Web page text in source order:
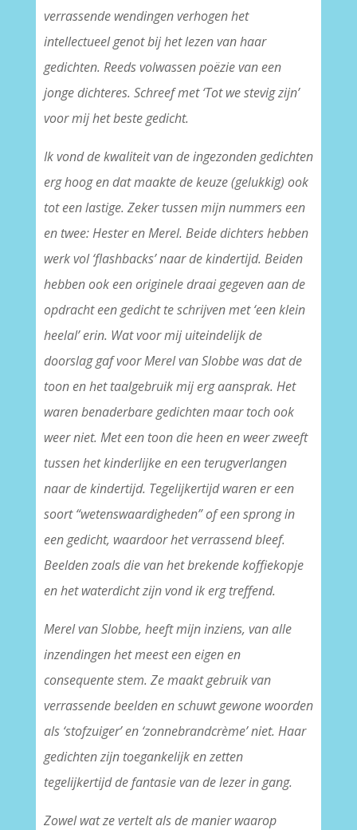
verrassende wendingen verhogen het
intellectueel genot bij het lezen van haar
gedichten. Reeds volwassen poëzie van een
jonge dichteres. Schreef met ‘Tot we stevig zijn’
voor mij het beste gedicht.
Ik vond de kwaliteit van de ingezonden gedichten
erg hoog en dat maakte de keuze (gelukkig) ook
tot een lastige. Zeker tussen mijn nummers een
en twee: Hester en Merel. Beide dichters hebben
werk vol ‘flashbacks’ naar de kindertijd. Beiden
hebben ook een originele draai gegeven aan de
opdracht een gedicht te schrijven met ‘een klein
heelal’ erin. Wat voor mij uiteindelijk de
doorslag gaf voor Merel van Slobbe was dat de
toon en het taalgebruik mij erg aansprak. Het
waren benaderbare gedichten maar toch ook
weer niet. Met een toon die heen en weer zweeft
tussen het kinderlijke en een terugverlangen
naar de kindertijd. Tegelijkertijd waren er een
soort “wetenswaardigheden” of een sprong in
een gedicht, waardoor het verrassend bleef.
Beelden zoals die van het brekende koffiekopje
en het waterdicht zijn vond ik erg treffend.
Merel van Slobbe, heeft mijn inziens, van alle
inzendingen het meest een eigen en
consequente stem. Ze maakt gebruik van
verrassende beelden en schuwt gewone woorden
als ‘stofzuiger’ en ‘zonnebrandcrème’ niet. Haar
gedichten zijn toegankelijk en zetten
tegelijkertijd de fantasie van de lezer in gang.
Zowel wat ze vertelt als de manier waarop